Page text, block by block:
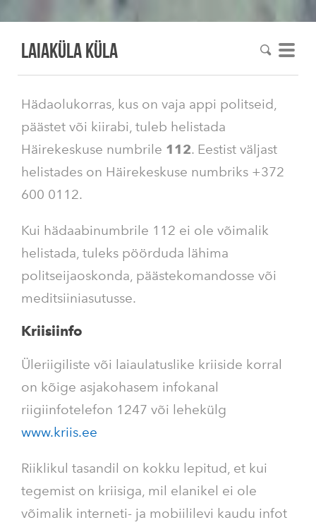
Laiaküla KÜLA
Hädaolukorras, kus on vaja appi politseid,
päästet või kiirabi, tuleb helistada
Häirekeskuse numbrile 112. Eestist väljast
helistades on Häirekeskuse numbriks +372
600 0112.
Kui hädaabinumbrile 112 ei ole võimalik
helistada, tuleks pöörduda lähima
politseijaoskonda, päästekomandosse või
meditsiiniasutusse.
Kriisiinfo
Üleriigiliste või laiaulatuslike kriiside korral
on kõige asjakohasem infokanal
riigiinfotelefon 1247 või lehekülg
www.kriis.ee
Riiklikul tasandil on kokku lepitud, et kui
tegemist on kriisiga, mil elanikel ei ole
võimalik interneti- ja mobiililevi kaudu infot